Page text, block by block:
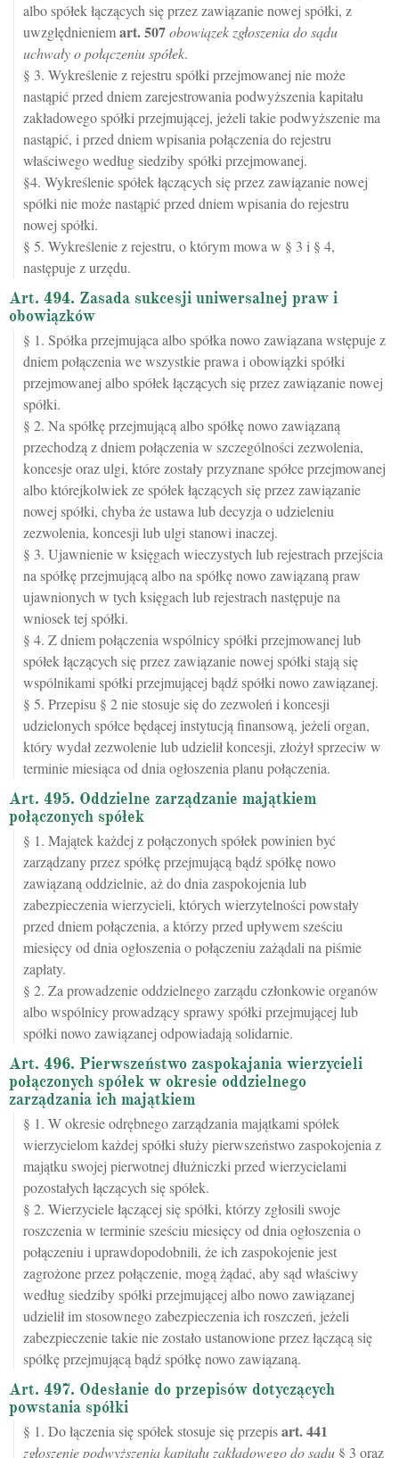
albo spółek łączących się przez zawiązanie nowej spółki, z
uwzględnieniemart.507obowiązek zgłoszenia do sądu
uchwały o połączeniu spółek.
§ 3. Wykreślenie z rejestru spółki przejmowanej nie może
nastąpić przed dniem zarejestrowania podwyższenia kapitału
zakładowego spółki przejmującej, jeżeli takie podwyższenie ma
nastąpić, i przed dniem wpisania połączenia do rejestru
właściwego według siedziby spółki przejmowanej.
§4. Wykreślenie spółek łączących się przez zawiązanie nowej
spółki nie może nastąpić przed dniem wpisania do rejestru
nowej spółki.
§ 5. Wykreślenie z rejestru, o którym mowa w § 3 i § 4,
następuje z urzędu.
Art. 494. Zasada sukcesji uniwersalnej praw i
obowiązków
§ 1. Spółka przejmująca albo spółka nowo zawiązana wstępuje z
dniem połączenia we wszystkie prawa i obowiązki spółki
przejmowanej albo spółek łączących się przez zawiązanie nowej
spółki.
§ 2. Na spółkę przejmującą albo spółkę nowo zawiązaną
przechodzą z dniem połączenia w szczególności zezwolenia,
koncesje oraz ulgi, które zostały przyznane spółce przejmowanej
albo którejkolwiek ze spółek łączących się przez zawiązanie
nowej spółki, chyba że ustawa lub decyzja o udzieleniu
zezwolenia, koncesji lub ulgi stanowi inaczej.
§ 3. Ujawnienie w księgach wieczystych lub rejestrach przejścia
na spółkę przejmującą albo na spółkę nowo zawiązaną praw
ujawnionych w tych księgach lub rejestrach następuje na
wniosek tej spółki.
§ 4. Z dniem połączenia wspólnicy spółki przejmowanej lub
spółek łączących się przez zawiązanie nowej spółki stają się
wspólnikami spółki przejmującej bądź spółki nowo zawiązanej.
§ 5. Przepisu § 2 nie stosuje się do zezwoleń i koncesji
udzielonych spółce będącej instytucją finansową, jeżeli organ,
który wydał zezwolenie lub udzielił koncesji, złożył sprzeciw w
terminie miesiąca od dnia ogłoszenia planu połączenia.
Art. 495. Oddzielne zarządzanie majątkiem
połączonych spółek
§ 1. Majątek każdej z połączonych spółek powinien być
zarządzany przez spółkę przejmującą bądź spółkę nowo
zawiązaną oddzielnie, aż do dnia zaspokojenia lub
zabezpieczenia wierzycieli, których wierzytelności powstały
przed dniem połączenia, a którzy przed upływem sześciu
miesięcy od dnia ogłoszenia o połączeniu zażądali na piśmie
zapłaty.
§ 2. Za prowadzenie oddzielnego zarządu członkowie organów
albo wspólnicy prowadzący sprawy spółki przejmującej lub
spółki nowo zawiązanej odpowiadają solidarnie.
Art. 496. Pierwszeństwo zaspokajania wierzycieli
połączonych spółek w okresie oddzielnego
zarządzania ich majątkiem
§ 1. W okresie odrębnego zarządzania majątkami spółek
wierzycielom każdej spółki służy pierwszeństwo zaspokojenia z
majątku swojej pierwotnej dłużniczki przed wierzycielami
pozostałych łączących się spółek.
§ 2. Wierzyciele łączącej się spółki, którzy zgłosili swoje
roszczenia w terminie sześciu miesięcy od dnia ogłoszenia o
połączeniu i uprawdopodobnili, że ich zaspokojenie jest
zagrożone przez połączenie, mogą żądać, aby sąd właściwy
według siedziby spółki przejmującej albo nowo zawiązanej
udzielił im stosownego zabezpieczenia ich roszczeń, jeżeli
zabezpieczenie takie nie zostało ustanowione przez łączącą się
spółkę przejmującą bądź spółkę nowo zawiązaną.
Art. 497. Odesłanie do przepisów dotyczących
powstania spółki
§ 1. Do łączenia się spółek stosuje się przepisart.441
zgłoszenie podwyższenia kapitału zakładowego do sądu § 3 oraz